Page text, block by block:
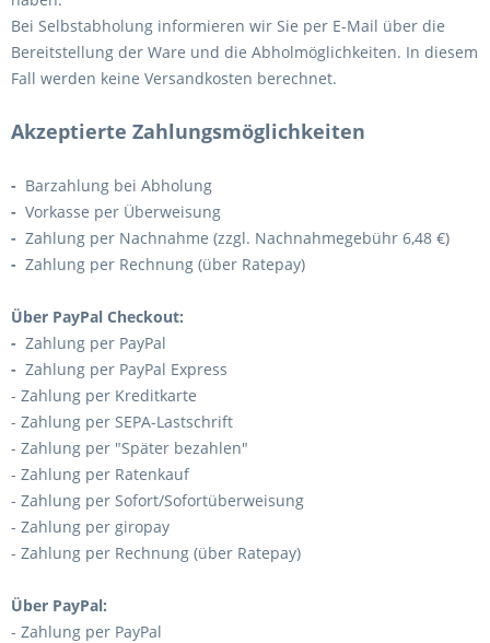
Bei Selbstabholung informieren wir Sie per E-Mail über die
Bereitstellung der Ware und die Abholmöglichkeiten. In diesem
Fall werden keine Versandkosten berechnet.
Akzeptierte Zahlungsmöglichkeiten
- Barzahlung bei Abholung
- Vorkasse per Überweisung
- Zahlung per Nachnahme (zzgl. Nachnahmegebühr 6,48 €)
- Zahlung per Rechnung (über Ratepay)
Über PayPal Checkout:
- Zahlung per PayPal
- Zahlung per PayPal Express
- Zahlung per Kreditkarte
- Zahlung per SEPA-Lastschrift
- Zahlung per "Später bezahlen"
- Zahlung per Ratenkauf
- Zahlung per Sofort/Sofortüberweisung
- Zahlung per giropay
- Zahlung per Rechnung (über Ratepay)
Über PayPal:
- Zahlung per PayPal